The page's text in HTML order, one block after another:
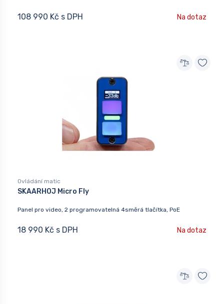
108 990 Kč s DPH Na dotaz
Ovládání matic
SKAARHOJ Micro Fly
Panel pro video, 2 programovatelná 4směrá tlačítka, PoE
18 990 Kč s DPH Na dotaz